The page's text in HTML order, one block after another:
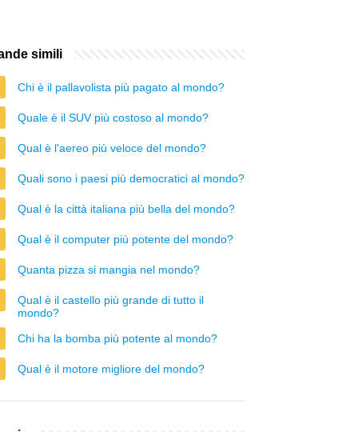
simili
Chi è il pallavolista più pagato al mondo?
Quale è il SUV più costoso al mondo?
Qual è l'aereo più veloce del mondo?
Quali sono i paesi più democratici al mondo?
Qual è la città italiana più bella del mondo?
Qual è il computer più potente del mondo?
Quanta pizza si mangia nel mondo?
Qual è il castello più grande di tutto il
mondo?
Chi ha la bomba più potente al mondo?
Qual è il motore migliore del mondo?